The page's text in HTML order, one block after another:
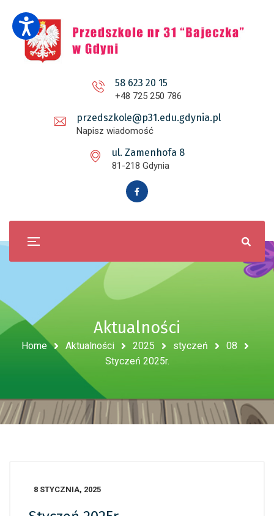
58 623 20 15
+48 725 250 786
przedszkole@p31.edu.gdynia.pl
Napisz wiadomość
ul. Zamenhofa 8
81-218 Gdynia
Aktualności
Home Aktualności 2025 styczeń
08
Styczeń 2025r.
8 STYCZNIA, 2025